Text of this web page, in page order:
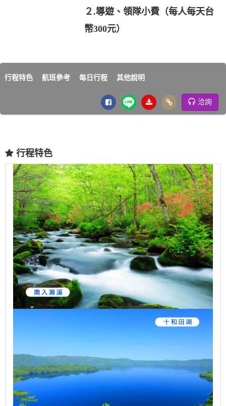
２.導遊、領隊小費（每人每天台
幣300元）
行程特色 航班參考 每日行程 其他說明
洽詢
行程特色